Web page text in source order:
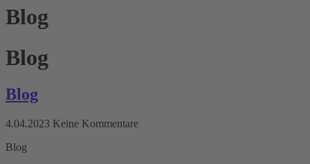
Blog
Blog
Blog
4.04.2023 Keine Kommentare
Blog